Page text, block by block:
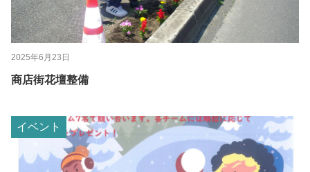
2025年6月23日
商店街花壇整備
イベント